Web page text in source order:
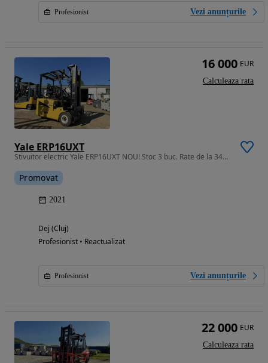
Profesionist Vezi anunțurile
Yale ERP16UXT
Stivuitor electric Yale ERP16UXT NOU! Stoc 3 buc. Rate de la 347,52E
Promovat
2021
Dej (Cluj)
Profesionist • Reactualizat
Profesionist Vezi anunțurile
16 000 EUR
Calculeaza rata
22 000 EUR
Calculeaza rata